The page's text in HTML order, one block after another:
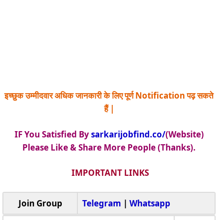
इच्छुक उम्मीदवार अधिक जानकारी के लिए पूर्ण Notification पढ़ सकते
हैं |
IF You Satisfied Bysarkarijobfind.co/(Website)
Please Like & Share More People (Thanks).
IMPORTANT LINKS
Join Group Telegram | Whatsapp